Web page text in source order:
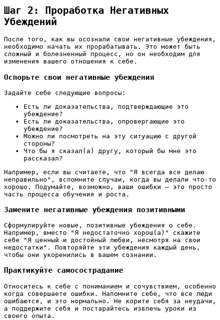
Шаг 2: Проработка Негативных
Убеждений
После того, как вы осознали свои негативные убеждения,
необходимо начать их прорабатывать. Это может быть
сложный и болезненный процесс, но он необходим для
изменения вашего отношения к себе.
Оспорьте свои негативные убеждения
Задайте себе следующие вопросы:
Есть ли доказательства, подтверждающие это
убеждение?
Есть ли доказательства, опровергающие это
убеждение?
Можно ли посмотреть на эту ситуацию с другой
стороны?
Что бы я сказал(а) другу, который бы мне это
рассказал?
Например, если вы считаете, что "Я всегда все делаю
неправильно", вспомните случаи, когда вы делали что-то
хорошо. Подумайте, возможно, ваши ошибки – это просто
часть процесса обучения и роста.
Замените негативные убеждения позитивными
Сформулируйте новые, позитивные убеждения о себе.
Например, вместо "Я недостаточно хорош(а)" скажите
себе "Я ценный и достойный любви, несмотря на свои
недостатки". Повторяйте эти убеждения каждый день,
чтобы они укоренились в вашем сознании.
Практикуйте самосострадание
Относитесь к себе с пониманием и сочувствием, особенно
когда совершаете ошибки. Напомните себе, что все люди
ошибаются, и это нормально. Не корите себя за неудачи,
а поддержите себя и постарайтесь извлечь уроки из
своего опыта.